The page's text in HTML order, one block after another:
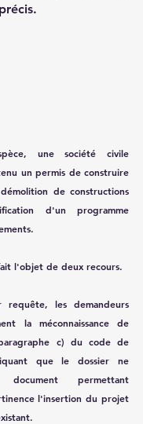
une société civile
un permis de construire
de constructions
d'un programme
l'objet de deux recours.
les demandeurs
la méconnaissance de
c) du code de
que le dossier ne
permettant
l'insertion du projet